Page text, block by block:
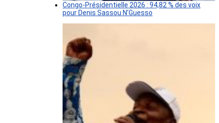
Congo-Présidentielle 2026 : 94,82 % des voix
pour Denis Sassou N’Guesso